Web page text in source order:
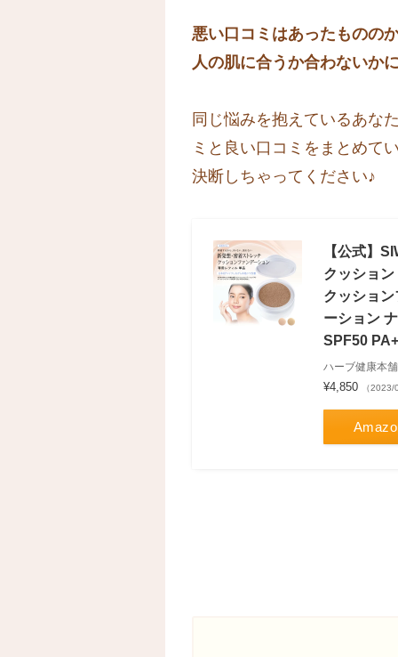
悪い口コミはあったものの
人の肌に合うか合わないか
同じ悩みを抱えているあな
ミと良い口コミをまとめて
決断しちゃってください♪
【公式】
クッショ
クッショ
ーション
SPF50
ハーブ健康本
¥4,850 （